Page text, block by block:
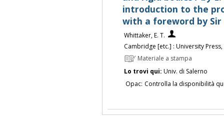
introduction to the
with a foreword by Sir
Whittaker, E. T.
Cambridge [etc.] : University
Materiale a stampa
Lo trovi qui: Univ. di Salerno
Opac: Controlla la disponibilità